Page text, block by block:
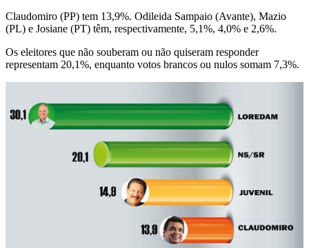
Claudomiro (PP) tem 13,9%. Odileida Sampaio (Avante), Mazio
(PL) e Josiane (PT) têm, respectivamente, 5,1%, 4,0% e 2,6%.
Os eleitores que não souberam ou não quiseram responder
representam 20,1%, enquanto votos brancos ou nulos somam 7,3%.